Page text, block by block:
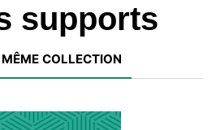
supports
COLLECTION